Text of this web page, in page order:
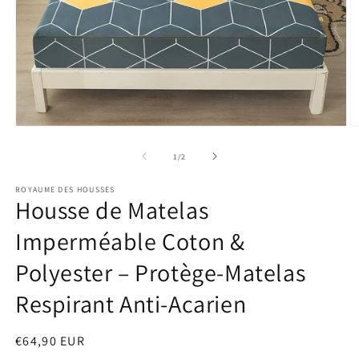
une
fenêtre
modale
1/de2
ROYAUME DES HOUSSES
Housse de Matelas
Imperméable Coton &
Polyester – Protège-Matelas
Respirant Anti-Acarien
Prix
€64,90 EUR